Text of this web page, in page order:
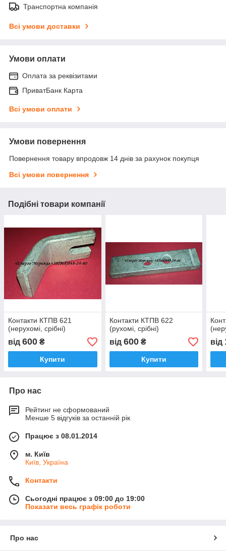
Транспортна компанія
Всі умови доставки
Умови оплати
Оплата за реквізитами
ПриватБанк Карта
Всі умови оплати
Умови повернення
Повернення товару впродовж 14 днів за рахунок покупця
Всі умови повернення
Подібні товари компанії
Контакти КТПВ 621
(нерухомі, срібні)
від 600 ₴
Купити
Контакти КТПВ 622
(рухомі, срібні)
від 600₴
Купити
від
Про нас
Рейтинг не сформований
Менше 5 відгуків за останній рік
Працює з 08.01.2014
м. Київ
Київ, Україна
Контакти
Сьогодні працює з 09:00 до 19:00
Показати весь графік роботи
Про нас